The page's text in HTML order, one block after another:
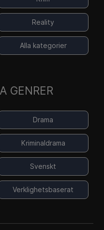
Reality
Alla kategorier
GENRER
Drama
Kriminaldrama
Svenskt
Verklighetsbaserat